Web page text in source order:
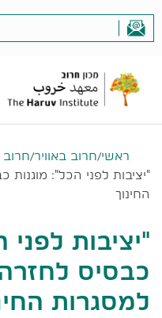
ראשי/חרוב באוויר/
"יציבות לפני הכל":
החינוך
"יציבות לפני
כבסיס
למסגרות